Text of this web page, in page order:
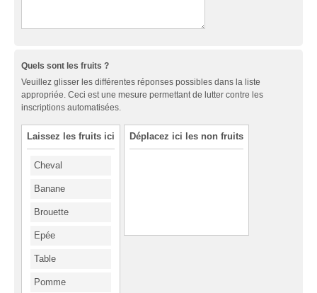
Quels sont les fruits ?
Veuillez glisser les différentes réponses possibles dans la liste
appropriée. Ceci est une mesure permettant de lutter contre les
inscriptions automatisées.
Laissez les fruits ici
Cheval
Banane
Brouette
Epée
Table
Pomme
Déplacez ici les non fruits